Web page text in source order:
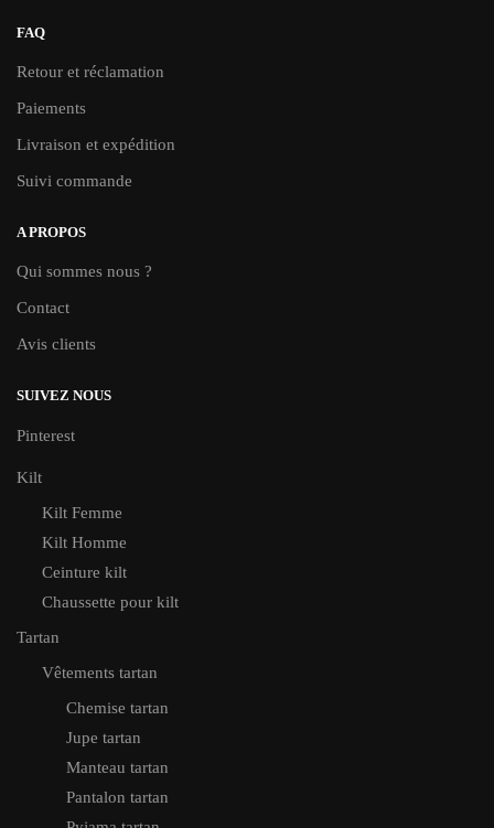
FAQ
Retour et réclamation
Paiements
Livraison et expédition
Suivi commande
A PROPOS
Qui sommes nous ?
Contact
Avis clients
SUIVEZ NOUS
Pinterest
Kilt
Kilt Femme
Kilt Homme
Ceinture kilt
Chaussette pour kilt
Tartan
Vêtements tartan
Chemise tartan
Jupe tartan
Manteau tartan
Pantalon tartan